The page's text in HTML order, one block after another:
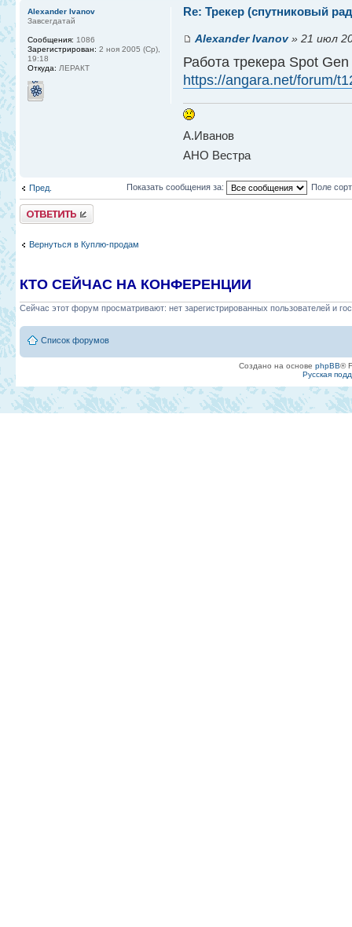
Re: Трекер (спутниковый
Alexander Ivanov» 21 июл
Работа трекера Spot
https://angara.net/forum/
А.Иванов
АНО Вестра
Alexander Ivanov
Завсегдатай
Сообщения: 1086
Зарегистрирован: 2 ноя 2005 (Ср),
19:18
Откуда: ЛЕРАКТ
Пред. Показать сообщения за: Поле
Ответить
Вернуться в Куплю-продам
КТО СЕЙЧАС НА КОНФЕРЕНЦИИ
Сейчас этот форум просматривают: нет зарегистрированных пользователей и
Список форумов
Создано на основе phpBB®
Русская